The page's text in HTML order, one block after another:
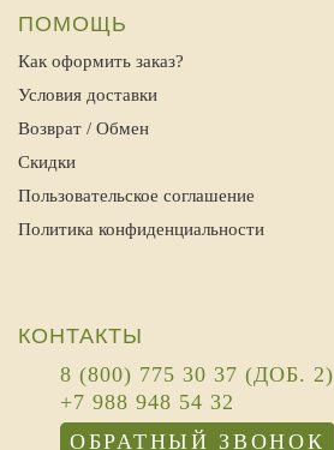
ПОМОЩЬ
Как оформить заказ?
Условия доставки
Возврат / Обмен
Скидки
Пользовательское соглашение
Политика конфиденциальности
КОНТАКТЫ
8 (800) 775 30 37 (ДОБ. 2)
+7 988 948 54 32
ОБРАТНЫЙ ЗВОНОК